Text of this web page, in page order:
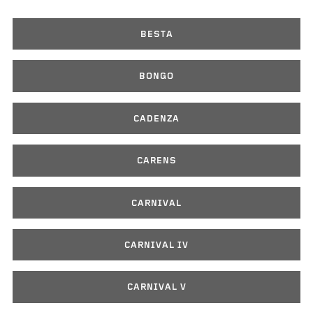
BESTA
BONGO
CADENZA
CARENS
CARNIVAL
CARNIVAL IV
CARNIVAL V